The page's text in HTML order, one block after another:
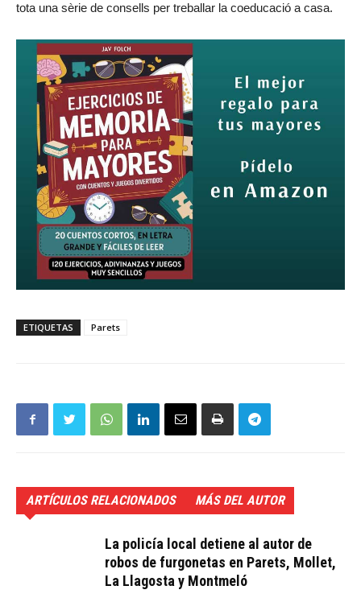
tota una sèrie de consells per treballar la coeducació a casa.
ETIQUETAS Parets
ARTÍCULOS RELACIONADOS MÁS DEL AUTOR
La policía local detiene al autor de
robos de furgonetas en Parets, Mollet,
La Llagosta y Montmeló